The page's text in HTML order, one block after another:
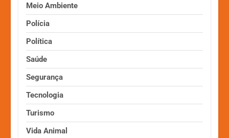
Meio Ambiente
Polícia
Política
Saúde
Segurança
Tecnologia
Turismo
Vida Animal